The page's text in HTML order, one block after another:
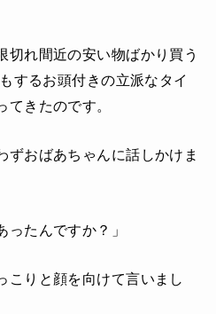
切れ間近の安い物ばかり買う
するお頭付きの立派なタイ
てきたのです。
ずおばあちゃんに話しかけま
ったんですか？」
こりと顔を向けて言いまし